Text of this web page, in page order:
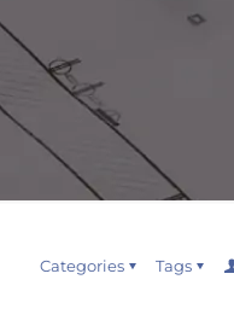
Categories Tags